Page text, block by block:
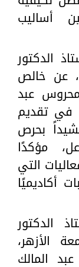
أساليب
الدكتور
عن خالص
عبد
في تقديم
بحرص
مؤكدًا
التي
أكاديميًا
الدكتور
الأزهر،
المالك